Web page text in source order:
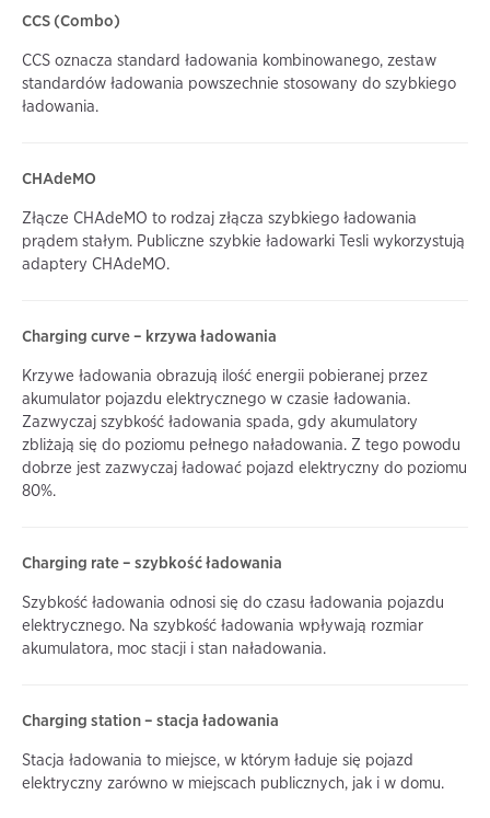
CCS (Combo)
CCS oznacza standard ładowania kombinowanego, zestaw
standardów ładowania powszechnie stosowany do szybkiego
ładowania.
CHAdeMO
Złącze CHAdeMO to rodzaj złącza szybkiego ładowania
prądem stałym. Publiczne szybkie ładowarki Tesli wykorzystują
adaptery CHAdeMO.
Charging curve – krzywa ładowania
Krzywe ładowania obrazują ilość energii pobieranej przez
akumulator pojazdu elektrycznego w czasie ładowania.
Zazwyczaj szybkość ładowania spada, gdy akumulatory
zbliżają się do poziomu pełnego naładowania. Z tego powodu
dobrze jest zazwyczaj ładować pojazd elektryczny do poziomu
80%.
Charging rate – szybkość ładowania
Szybkość ładowania odnosi się do czasu ładowania pojazdu
elektrycznego. Na szybkość ładowania wpływają rozmiar
akumulatora, moc stacji i stan naładowania.
Charging station – stacja ładowania
Stacja ładowania to miejsce, w którym ładuje się pojazd
elektryczny zarówno w miejscach publicznych, jak i w domu.